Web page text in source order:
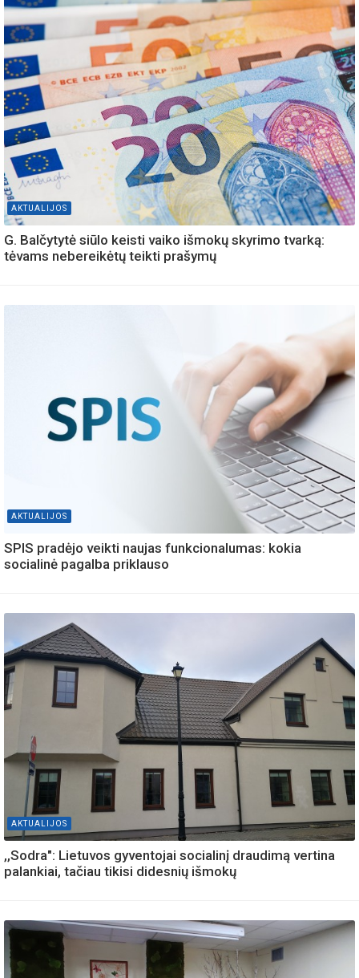
AKTUALIJOS
G. Balčytytė siūlo keisti vaiko išmokų skyrimo tvarką:
tėvams nebereikėtų teikti prašymų
AKTUALIJOS
SPIS pradėjo veikti naujas funkcionalumas: kokia
socialinė pagalba priklauso
AKTUALIJOS
,,Sodra": Lietuvos gyventojai socialinį draudimą vertina
palankiai, tačiau tikisi didesnių išmokų